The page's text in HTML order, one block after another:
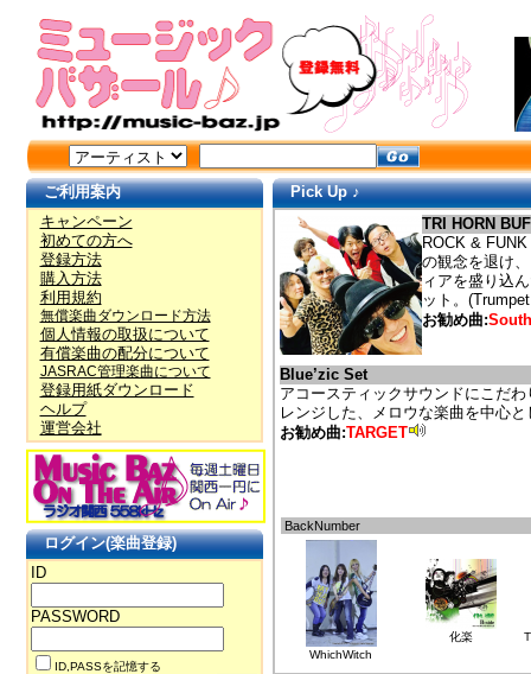
ご利用案内
キャンペーン
初めての方へ
登録方法
購入方法
利用規約
無償楽曲ダウンロード方法
個人情報の取扱について
有償楽曲の配分について
JASRAC管理楽曲について
登録用紙ダウンロード
ヘルプ
運営会社
ログイン(楽曲登録)
ID
PASSWORD
ID,PASSを記憶する
Pick Up ♪
TRI HORN
ROCK &
の観念を退け
ィアを盛り込
ット。
お勧め曲:
Blue’zic Set
アコースティックサウンドにこだ
レンジした、メロウな楽曲を中心
お勧め曲:TARGET
BackNumber
WhichWitch
化楽